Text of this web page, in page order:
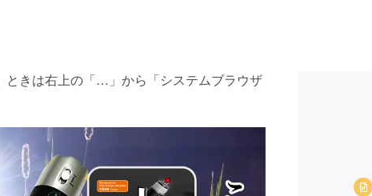
きは右上の「…」から「システムブラウザ